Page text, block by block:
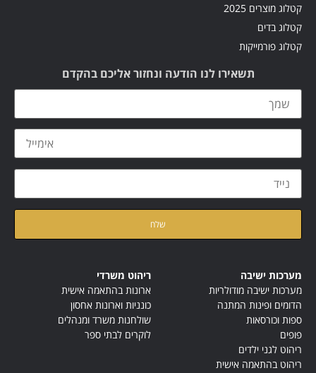
קטלוג מוצרים 2025
קטלוג בדים
קטלוג פורמייקות
תשאירו לנו הודעה ונחזור אליכם בהקדם
מערכות ישיבה
מערכות ישיבה מודולריות
הדומים ופינות המתנה
ספות וכורסאות
פופים
ריהוט לגני ילדים
ריהוט בהתאמה אישית
ריהוט משרדי
ארונות בהתאמה אישית
כונניות וארונות אחסון
שולחנות משרד ומנהלים
לוקרים לבתי ספר